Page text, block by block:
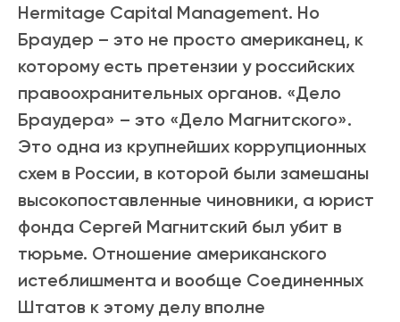
Hermitage Capital Management. Но
Браудер – это не просто американец, к
которому есть претензии у российских
правоохранительных органов. «Дело
Браудера» – это «Дело Магнитского».
Это одна из крупнейших коррупционных
схем в России, в которой были замешаны
высокопоставленные чиновники, а юрист
фонда Сергей Магнитский был убит в
тюрьме. Отношение американского
истеблишмента и вообще Соединенных
Штатов к этому делу вполне